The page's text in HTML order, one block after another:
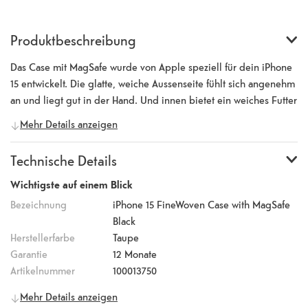
Produktbeschreibung
Das Case mit MagSafe wurde von Apple speziell für dein iPhone
15 entwickelt. Die glatte, weiche Aussenseite fühlt sich angenehm
an und liegt gut in der Hand. Und innen bietet ein weiches Futter
aus Mikrofaser zusätzlichen Schutz. Nebst dem tollen Design,
bietet das Case auch Schutz vor Kratzern und Stossen. Die perfekt
einfacher als je zuvor. Lass dein iPhone beim Laden einfach im
Case und docke dein MagSafe Ladegerät an oder leg es auf dein
Qi zertifiziertes Ladegerät.
Mehr Details anzeigen
Technische Details
Wichtigste auf einem Blick
Bezeichnung
iPhone 15 FineWoven Case with MagSafe
Black
Herstellerfarbe
Taupe
Garantie
12 Monate
Artikelnummer
100013750
Allgemeine Informationen
Mehr Details anzeigen